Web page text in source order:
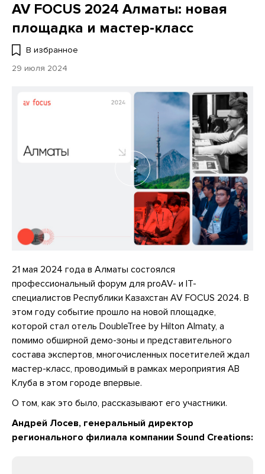
AV FOCUS 2024 Алматы: новая
площадка и мастер-класс
В избранное
29 июля 2024
21 мая 2024 года в Алматы состоялся
профессиональный форум для proAV- и IT-
специалистов Республики Казахстан AV FOCUS 2024. В
этом году событие прошло на новой площадке,
которой стал отель DoubleTree by Hilton Almaty, а
помимо обширной демо-зоны и представительного
состава экспертов, многочисленных посетителей ждал
мастер-класс, проводимый в рамках мероприятия АВ
Клуба в этом городе впервые.
О том, как это было, рассказывают его участники.
Андрей Лосев, генеральный директор
регионального филиала компании Sound Creations: